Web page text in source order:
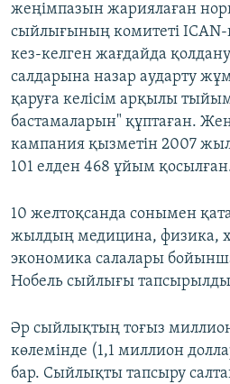
жеңімпазын жариялаған
сыйлығының комитеті
кез-келген жағдайда
салдарына назар аударту
қаруға келісім арқылы
бастамаларын" құптаған.
кампания қызметін 2007
101 елден 468 ұйым
10 желтоқсанда сонымен
жылдың медицина, физика,
экономика салалары
Нобель сыйлығы
Әр сыйлықтың тоғыз
көлемінде (1,1 миллион
бар. Сыйлықты тапсыру